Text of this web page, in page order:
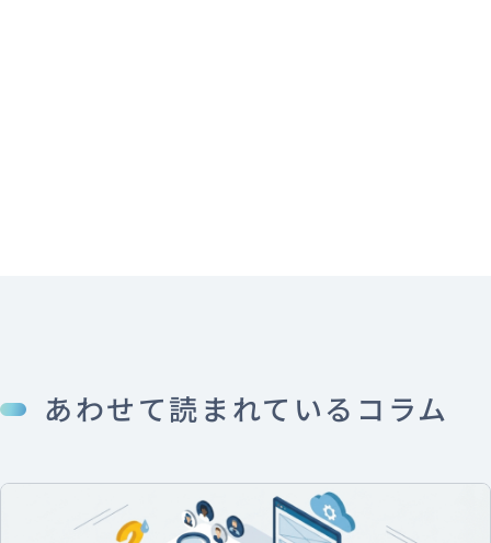
あわせて読まれているコラム